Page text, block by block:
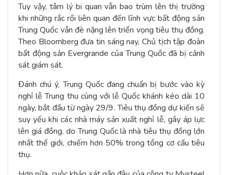
Tuy vậy, tâm lý bi quan vẫn bao trùm lên thị trường
khi những rắc rối liên quan đến lĩnh vực bất động sản
Trung Quốc vẫn đè nặng lên triển vọng tiêu thụ đồng.
Theo Bloomberg đưa tin sáng nay, Chủ tịch tập đoàn
bất động sản Evergrande của Trung Quốc đã bị cảnh
sát giám sát.
Đánh chú ý, Trung Quốc đang chuẩn bị bước vào kỳ
nghỉ lễ Trung thu cùng với lễ Quốc khánh kéo dài 10
ngày, bắt đầu từ ngày 29/9. Tiêu thụ đồng dự kiến sẽ
suy yếu khi các nhà máy sản xuất nghỉ lễ, gây áp lực
lên giá đồng, do Trung Quốc là nhà tiêu thụ đồng lớn
nhất thế giới, chiếm hơn 50% trong tổng cơ cấu tiêu
thụ.